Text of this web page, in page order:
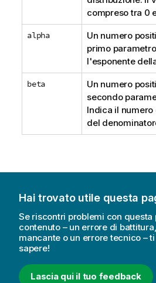
compreso tra 0
alpha
Un numero
primo
l'esponente
beta
Un numero
secondo
Indica il
del
Hai trovato utile questa
Se riscontri problemi con questa
contenuto – un errore di
mancante o un errore tecnico –
sapere!
Lascia qui il tuo feedback